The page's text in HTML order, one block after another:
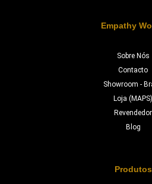
Empathy
Sobre Nós
Contacto
Showroom -
Loja (MAPS)
Revendedor
Blog
Produtos